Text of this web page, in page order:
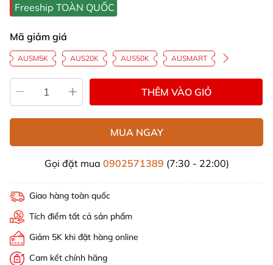
Freeship TOÀN QUỐC
Mã giảm giá
AUSM5K AUS20K AUS50K AUSMART
THÊM VÀO GIỎ
MUA NGAY
Gọi đặt mua 0902571389 (7:30 - 22:00)
Giao hàng toàn quốc
Tích điểm tất cả sản phẩm
Giảm 5K khi đặt hàng online
Cam kết chính hãng